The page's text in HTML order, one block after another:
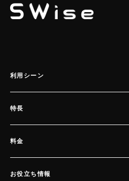
利用シーン
特長
料金
お役立ち情報